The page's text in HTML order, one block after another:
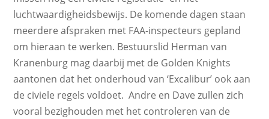
luchtwaardigheidsbewijs. De komende dagen staan
meerdere afspraken met FAA-inspecteurs gepland
om hieraan te werken. Bestuurslid Herman van
Kranenburg mag daarbij met de Golden Knights
aantonen dat het onderhoud van ‘Excalibur’ ook aan
de civiele regels voldoet. Andre en Dave zullen zich
vooral bezighouden met het controleren van de